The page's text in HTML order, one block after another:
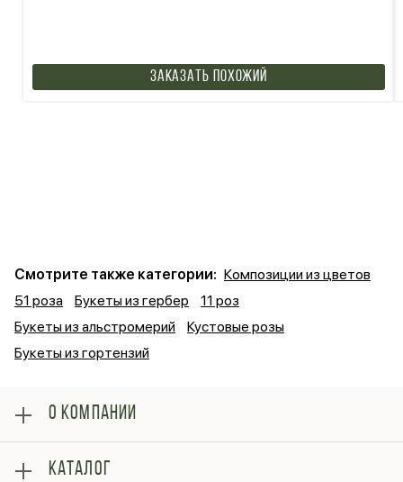
Заказать похожий
Смотрите также категории: Композиции из цветов
51 роза
Букеты из гербер
11 роз
Букеты из альстромерий
Кустовые розы
Букеты из гортензий
О КОМПАНИИ
ОплатаКАТАЛОГ